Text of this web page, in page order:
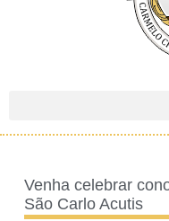
Venha celebrar
São Carlo Acutis